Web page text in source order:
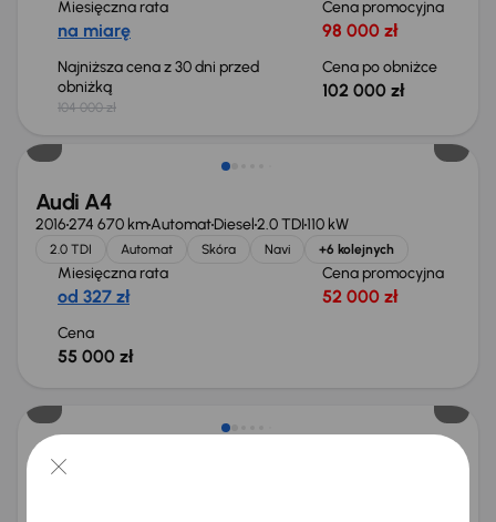
Miesięczna rata
na miarę
Cena promocyjna
98 000 zł
Najniższa cena z 30 dni przed
obniżką
104 000 zł
Cena po obniżce
102 000 zł
Audi A4
2016274 670 kmAutomatDiesel2.0 TDI110 kW
2.0 TDI Automat Skóra Navi +6 kolejnych
Miesięczna rata
od 327 zł
Cena promocyjna
52 000 zł
Cena
55 000 zł
Audi A4